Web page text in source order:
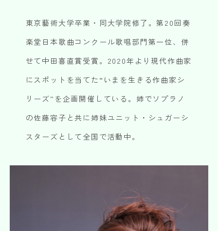
東京藝術大学卒業・同大学院修了。第20回奏
楽堂日本歌曲コンクール歌唱部門第一位、併
せて中田喜直賞受賞。2020年より現代作曲家
にスポットを当てた“いまを生きる作曲家シ
リーズ”を企画開催している。姉でソプラノ
の佐藤容子と共に姉妹ユニット・シュガーシ
スターズとして全国で活動中。